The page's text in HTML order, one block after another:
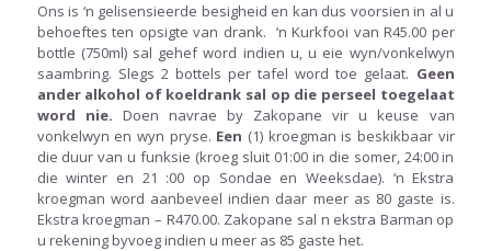
Ons is ‘n gelisensieerde besigheid en kan dus voorsien in al u
behoeftes ten opsigte van drank. ‘n Kurkfooi van R45.00 per
bottle (750ml) sal gehef word indien u, u eie wyn/vonkelwyn
saambring. Slegs 2 bottels per tafel word toe gelaat. Geen
ander alkohol of koeldrank sal op die perseel toegelaat
word nie. Doen navrae by Zakopane vir u keuse van
vonkelwyn en wyn pryse. Een (1) kroegman is beskikbaar vir
die duur van u funksie (kroeg sluit 01:00 in die somer, 24:00 in
die winter en 21 :00 op Sondae en Weeksdae). ‘n Ekstra
kroegman word aanbeveel indien daar meer as 80 gaste is.
Ekstra kroegman – R470.00. Zakopane sal n ekstra Barman op
u rekening byvoeg indien u meer as 85 gaste het.